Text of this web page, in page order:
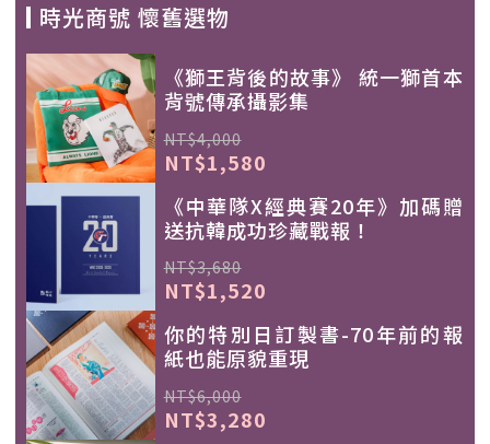
時光商號 懷舊選物
《獅王背後的故事》 統一獅首本
背號傳承攝影集
NT$4,000
NT$1,580
《中華隊X經典賽20年》加碼贈
送抗韓成功珍藏戰報！
NT$3,680
NT$1,520
你的特別日訂製書-70年前的報
紙也能原貌重現
NT$6,000
NT$3,280